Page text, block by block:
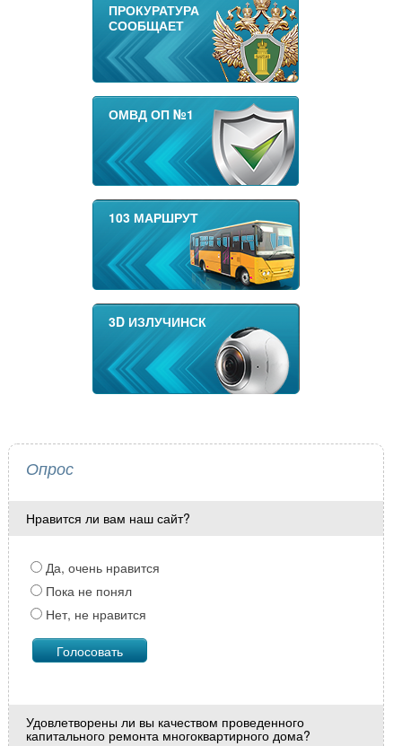
ПРОКУРАТУРА
СООБЩАЕТ
ОМВД ОП №1
103 МАРШРУТ
3D ИЗЛУЧИНСК
Опрос
Нравится ли вам наш сайт?
Да, очень нравится
Пока не понял
Нет, не нравится
Удовлетворены ли вы качеством проведенного
капитального ремонта многоквартирного дома?